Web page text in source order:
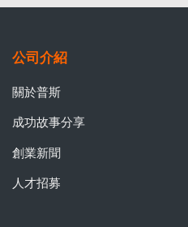
公司介紹
關於普斯
成功故事分享
創業新聞
人才招募